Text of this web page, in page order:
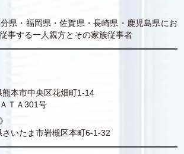
県・福岡県・佐賀県・長崎県・鹿児島県にお
事する一人親方とその家族従事者
本市中央区花畑町1-14
ＴＡ301号
いたま市岩槻区本町6-1-32